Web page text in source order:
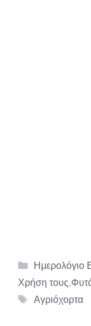
Κατηγορίες
Χρήση τους,
Ετικέτες
Αγριόχορτα